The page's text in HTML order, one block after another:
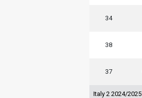
34
38
37
Italy 2 2024/2025